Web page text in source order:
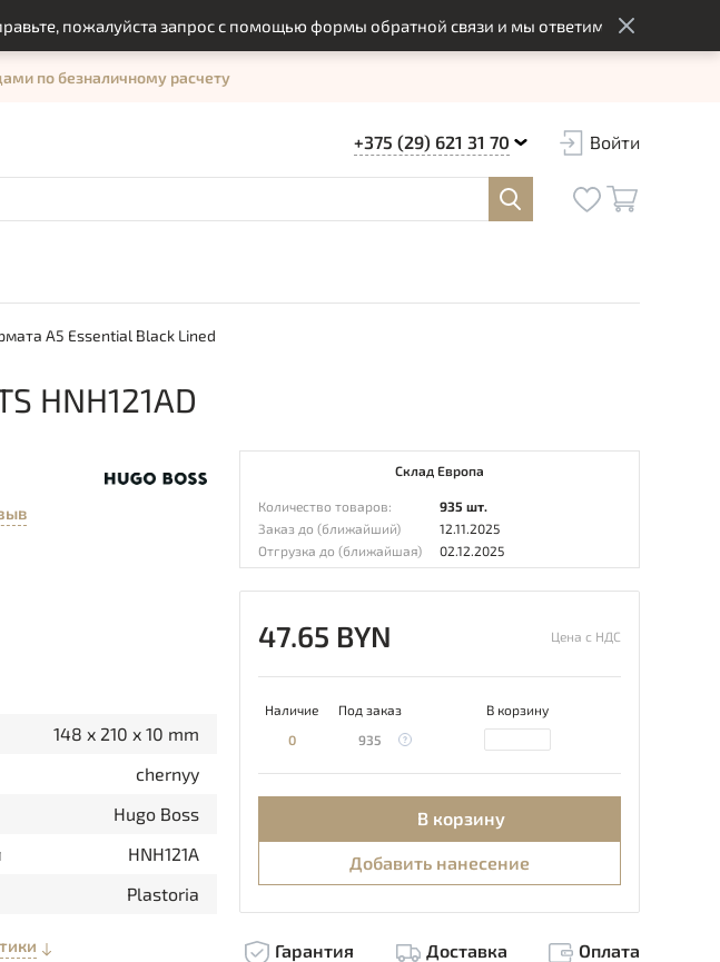
запрос с помощью формы обратной связи и мы ответим вам в оптимальный
по безналичному расчету
+375 (29) 621 31 70 Войти
А5 Essential Black Lined
HNH121AD
148 x 210 x 10 mm
chernyy
Hugo Boss
HNH121A
Plastoria
Склад Европа
Количество товаров:
935 шт.
Заказ до (ближайший)
12.11.2025
Отгрузка до (ближайшая)
02.12.2025
47.65 BYN Цена с НДС
Наличие Под заказ
В корзину
0
935
В корзину
Добавить нанесение
Гарантия Доставка Оплата